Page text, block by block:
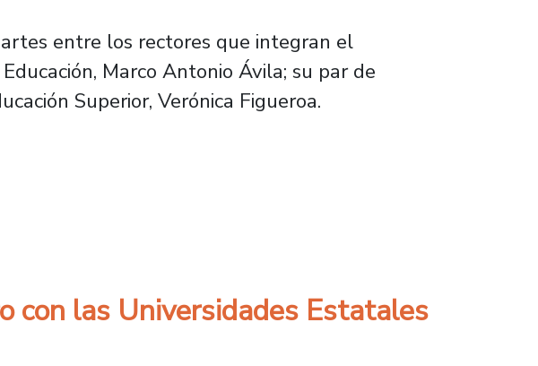
entre los rectores que integran el
Marco Antonio Ávila; su par de
Superior, Verónica Figueroa.
Consejo de Coordinación junto al Consorcio de
con las Universidades Estatales